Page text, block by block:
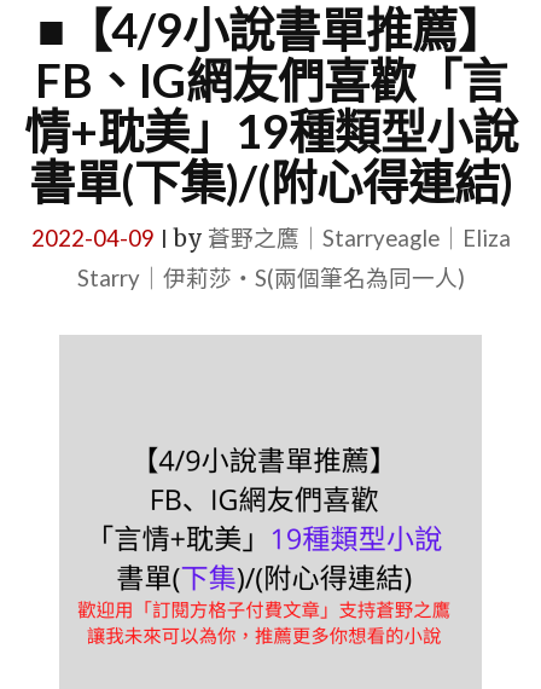
■【4/9小說書單推薦】
FB、IG網友們喜歡「言
情+耽美」19種類型小說
書單(下集)/(附心得連結)
2022-04-09 by 蒼野之鷹｜Starryeagle｜Eliza
Starry｜伊莉莎・S(兩個筆名為同一人)